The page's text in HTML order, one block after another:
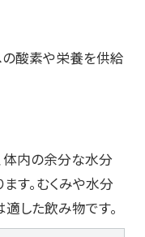
の酸素や栄養を供給
体内の余分な水分
す。むくみや水分
した飲み物です。